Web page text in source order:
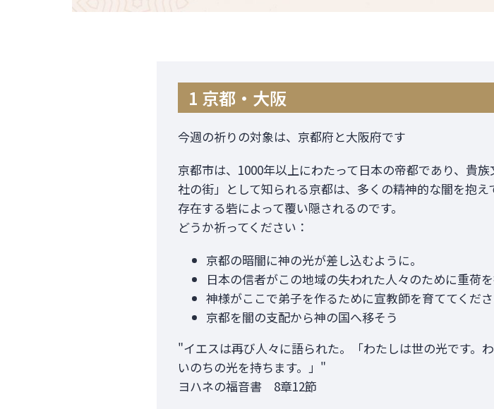
1 京都・大阪
今週の祈りの対象は、京都府と大阪府です
京都市は、1000年以上にわたって日本の帝都であり、貴
社の街」として知られる京都は、多くの精神的な闇を抱
存在する砦によって覆い隠されるのです。
どうか祈ってください：
京都の暗闇に神の光が差し込むように。
日本の信者がこの地域の失われた人々のために重荷
神様がここで弟子を作るために宣教師を育ててくだ
京都を闇の支配から神の国へ移そう
"イエスは再び人々に語られた。「わたしは世の光です。
いのちの光を持ちます。」"
ヨハネの福音書 8章12節